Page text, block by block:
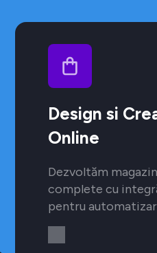
Design si
Online
Dezvoltăm
complete cu
pentru